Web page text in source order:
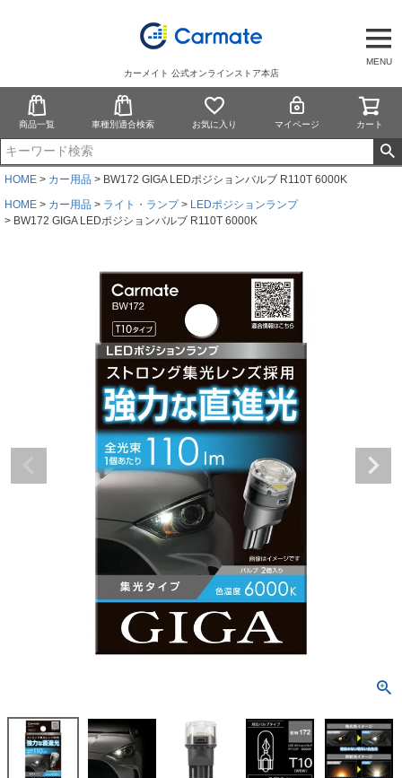
MENU
カーメイト 公式オンラインストア本店
商品一覧 車種別適合検索 お気に入り マイページ カート
HOME カー用品
BW172 GIGA LEDポジションバルブ R110T 6000K
HOME
カー用品 ライト・ランプ
LEDポジションランプ
BW172 GIGA LEDポジションバルブ R110T 6000K